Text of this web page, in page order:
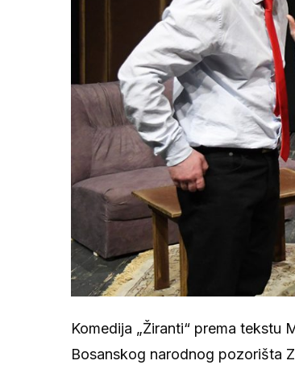
Komedija „Žiranti“ prema tekstu
Bosanskog narodnog pozorišta